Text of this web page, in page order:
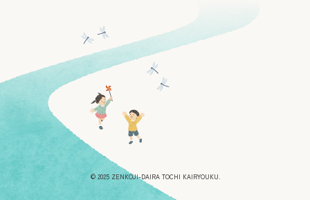
© 2025 ZENKOJI-DAIRA TOCHI KAIRYOUKU.